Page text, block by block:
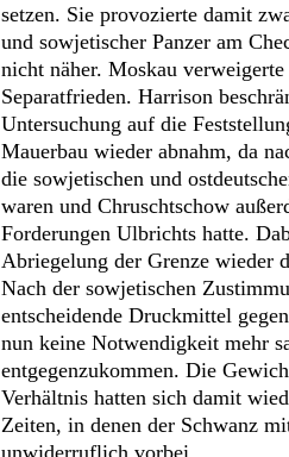
setzen. Sie provozierte damit
und sowjetischer Panzer am
nicht näher. Moskau
Separatfrieden. Harrison
Untersuchung auf die
Mauerbau wieder abnahm, da
die sowjetischen und
waren und Chruschtschow
Forderungen Ulbrichts hatte.
Abriegelung der Grenze wieder
Nach der sowjetischen
entscheidende Druckmittel
nun keine Notwendigkeit mehr
entgegenzukommen. Die
Verhältnis hatten sich damit
Zeiten, in denen der Schwanz
unwiderruflich vorbei.